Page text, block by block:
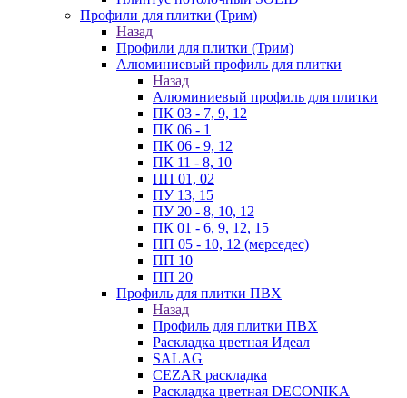
Профили для плитки (Трим)
Назад
Профили для плитки (Трим)
Алюминиевый профиль для плитки
Назад
Алюминиевый профиль для плитки
ПК 03 - 7, 9, 12
ПК 06 - 1
ПК 06 - 9, 12
ПК 11 - 8, 10
ПП 01, 02
ПУ 13, 15
ПУ 20 - 8, 10, 12
ПК 01 - 6, 9, 12, 15
ПП 05 - 10, 12 (мерседес)
ПП 10
ПП 20
Профиль для плитки ПВХ
Назад
Профиль для плитки ПВХ
Раскладка цветная Идеал
SALAG
CEZAR раскладка
Раскладка цветная DECONIKA